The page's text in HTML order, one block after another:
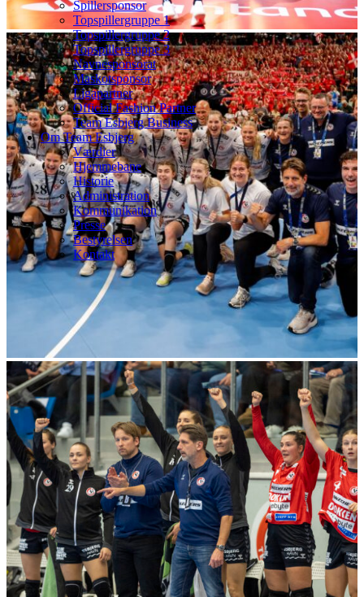
Spillersponsor
Topspillergruppe 1
Topspillergruppe 2
Topspillergruppe 3
Navnesponsorat
Maskotsponsor
Ligapartner
Official Fashion Partner
Team Esbjerg Business
Om Team Esbjerg
Værdier
Hjemmebane
Historie
Administration
Kommunikation
Presse
Bestyrelsen
Kontakt